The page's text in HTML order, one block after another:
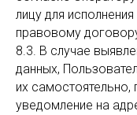
лицу для
правовому
8.3. В случае
данных,
их самостоятельно,
уведомление на